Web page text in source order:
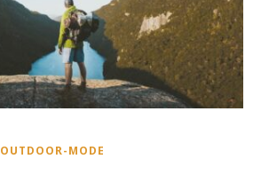
OUTDOOR-MODE